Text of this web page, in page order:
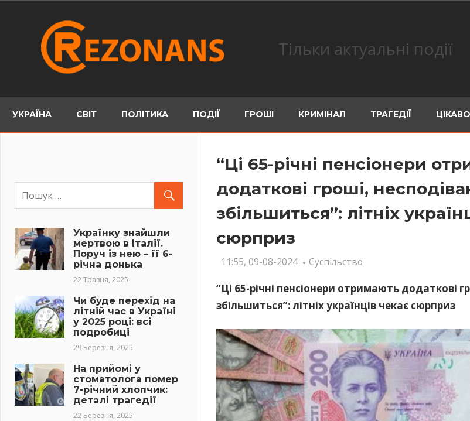
Тільки актуальні події
УКРАЇНА СВІТ ПОЛІТИКА ПОДІЇ ГРОШІ КРИМІНАЛ ТРАГЕДІЇ ЦІКАВО
“Ці 65-річні пенсіонери
додаткові гроші,
збільшиться”: літніх
сюрприз
11:55, 09-08-2024 Суспільство
“Ці 65-річні пенсіонери отримають додаткові
збільшиться”: літніх українців чекає сюрприз
Українку знайшли
мертвою в Італії.
Поруч із нею – її 6-
річна донька
22 Травня, 2025
Чи буде перехід на
літній час в Україні
у 2025 році: всі
подробиці
29 Березня, 2025
На прийомі у
стоматолога помер
7-річний хлопчик:
деталі трагедії
22 Березня, 2025